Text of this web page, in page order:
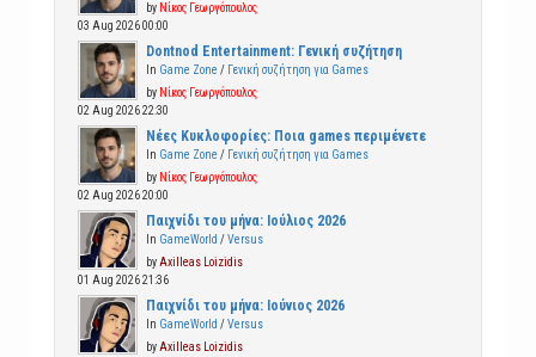
by Νίκος Γεωργόπουλος
03 Aug 2026 00:00
Dontnod Entertainment: Γενική συζήτηση
In Game Zone / Γενική συζήτηση για Games
by Νίκος Γεωργόπουλος
02 Aug 2026 22:30
Νέες Κυκλοφορίες: Ποια games περιμένετε
In Game Zone / Γενική συζήτηση για Games
by Νίκος Γεωργόπουλος
02 Aug 2026 20:00
Παιχνίδι του μήνα: Ιούλιος 2026
In GameWorld /Versus
by Axilleas Loizidis
01 Aug 2026 21:36
Παιχνίδι του μήνα: Ιούνιος 2026
In GameWorld /Versus
by Axilleas Loizidis